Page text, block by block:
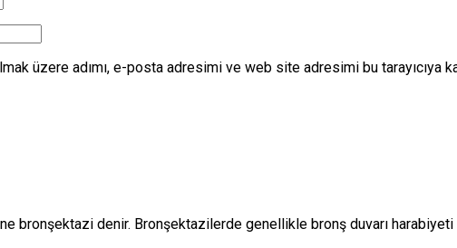
üzere adımı, e-posta adresimi ve web site adresimi bu tarayıcıya
bronşektazi denir. Bronşektazilerde genellikle bronş duvarı harabiyeti